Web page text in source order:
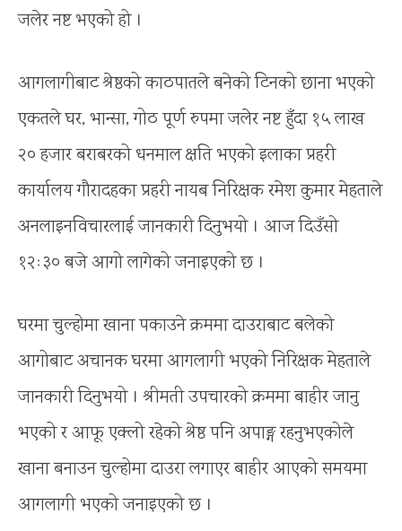
जलेर नष्ट भएको हो ।
आगलागीबाट श्रेष्ठको काठपातले बनेको टिनको छाना भएको
एकतले घर, भान्सा, गोठ पूर्ण रुपमा जलेर नष्ट हुँदा १५ लाख
२० हजार बराबरको धनमाल क्षति भएको इलाका प्रहरी
कार्यालय गौरादहका प्रहरी नायब निरिक्षक रमेश कुमार मेहताले
अनलाइनविचारलाई जानकारी दिनुभयो । आज दिउँसो
१२ः३० बजे आगो लागेको जनाइएको छ ।
घरमा चुल्होमा खाना पकाउने क्रममा दाउराबाट बलेको
आगोबाट अचानक घरमा आगलागी भएको निरिक्षक मेहताले
जानकारी दिनुभयो । श्रीमती उपचारको क्रममा बाहीर जानु
भएको र आफू एक्लो रहेको श्रेष्ठ पनि अपाङ्ग रहनुभएकोले
खाना बनाउन चुल्होमा दाउरा लगाएर बाहीर आएको समयमा
आगलागी भएको जनाइएको छ ।